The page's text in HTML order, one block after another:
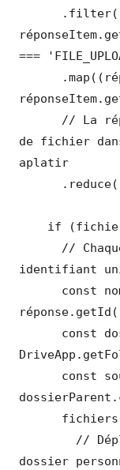
===
de fichier
aplatir
identifiant
dossier